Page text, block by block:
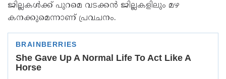
ജില്ലകള്‍ക്ക് പുറമെ വടക്കൻ ജില്ലകളിലും മഴ
കനക്കുമെന്നാണ് പ്രവചനം.